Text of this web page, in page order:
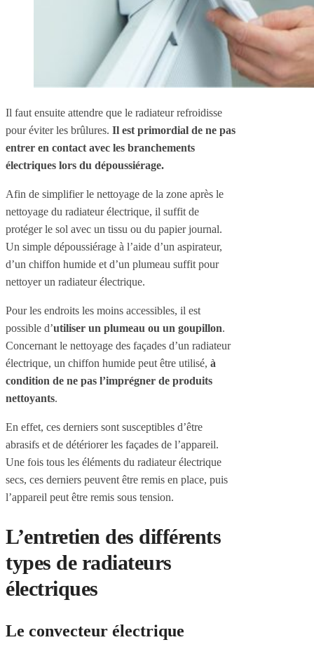
Il faut ensuite attendre que le radiateur refroidisse
pour éviter les brûlures. Il est primordial de ne pas
entrer en contact avec les branchements
électriques lors du dépoussiérage.
Afin de simplifier le nettoyage de la zone après le
nettoyage du radiateur électrique, il suffit de
protéger le sol avec un tissu ou du papier journal.
Un simple dépoussiérage à l’aide d’un aspirateur,
d’un chiffon humide et d’un plumeau suffit pour
nettoyer un radiateur électrique.
Pour les endroits les moins accessibles, il est
possible d’utiliser un plumeau ou un goupillon.
Concernant le nettoyage des façades d’un radiateur
électrique, un chiffon humide peut être utilisé, à
condition de ne pas l’imprégner de produits
nettoyants.
En effet, ces derniers sont susceptibles d’être
abrasifs et de détériorer les façades de l’appareil.
Une fois tous les éléments du radiateur électrique
secs, ces derniers peuvent être remis en place, puis
l’appareil peut être remis sous tension.
L’entretien des différents
types de radiateurs
électriques
Le convecteur électrique